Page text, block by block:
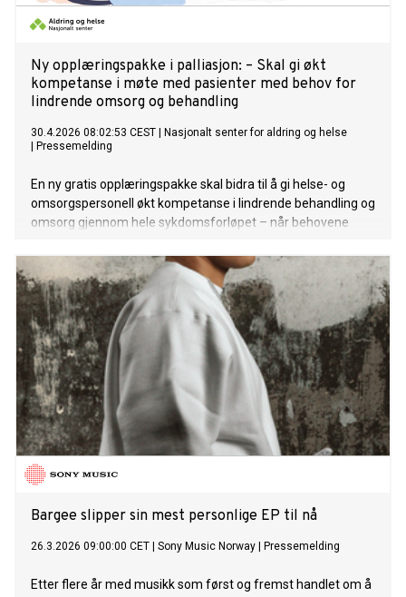
Ny opplæringspakke i palliasjon: – Skal gi økt
kompetanse i møte med pasienter med behov for
lindrende omsorg og behandling
30.4.2026 08:02:53 CEST
Nasjonalt senter for aldring og helse
Pressemelding
En ny gratis opplæringspakke skal bidra til å gi helse- og
omsorgspersonell økt kompetanse i lindrende behandling og
omsorg gjennom hele sykdomsforløpet – når behovene
Bargee slipper sin mest personlige EP til nå
26.3.2026 09:00:00 CET Sony Music Norway Pressemelding
Etter flere år med musikk som først og fremst handlet om å